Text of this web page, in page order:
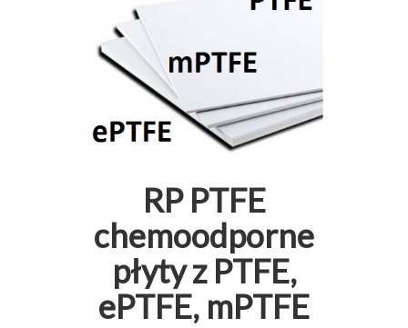
RP PTFE
chemoodporne
płyty z PTFE,
ePTFE, mPTFE